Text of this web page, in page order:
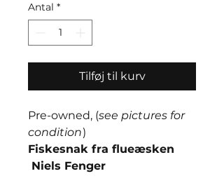
Antal *
Tilføj til kurv
Pre-owned, (see pictures for
condition)
Fiskesnak fra flueæsken
Niels Fenger